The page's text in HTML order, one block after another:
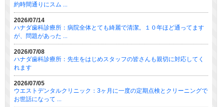
約時間通りにスム ...
2026/07/14
ハナダ歯科診療所：病院全体とても綺麗で清潔。１０年ほど通ってます
が、問題があった ...
2026/07/08
ハナダ歯科診療所：先生をはじめスタッフの皆さんも親切に対応してく
れます
2026/07/05
ウエストデンタルクリニック：3ヶ月に一度の定期点検とクリーニングで
お世話になって ...